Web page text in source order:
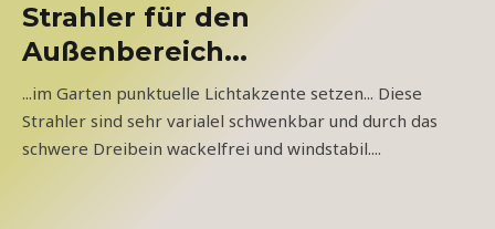
Strahler für den
Außenbereich...
...im Garten punktuelle Lichtakzente setzen... Diese
Strahler sind sehr varialel schwenkbar und durch das
schwere Dreibein wackelfrei und windstabil....